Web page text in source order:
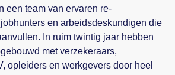
een team van ervaren re-
en arbeidsdeskundigen die
In ruim twintig jaar hebben
met verzekeraars,
opleiders en werkgevers door heel